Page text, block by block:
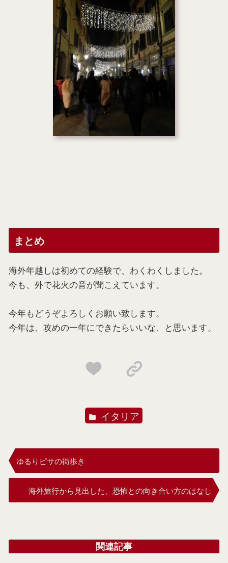
まとめ
海外年越しは初めての経験で、わくわくしました。
今も、外で花火の音が聞こえています。
今年もどうぞよろしくお願い致します。
今年は、攻めの一年にできたらいいな、と思います。
イタリア
ゆるりピサの街歩き
海外旅行から見出した、恐怖との向き合い方のはなし
関連記事